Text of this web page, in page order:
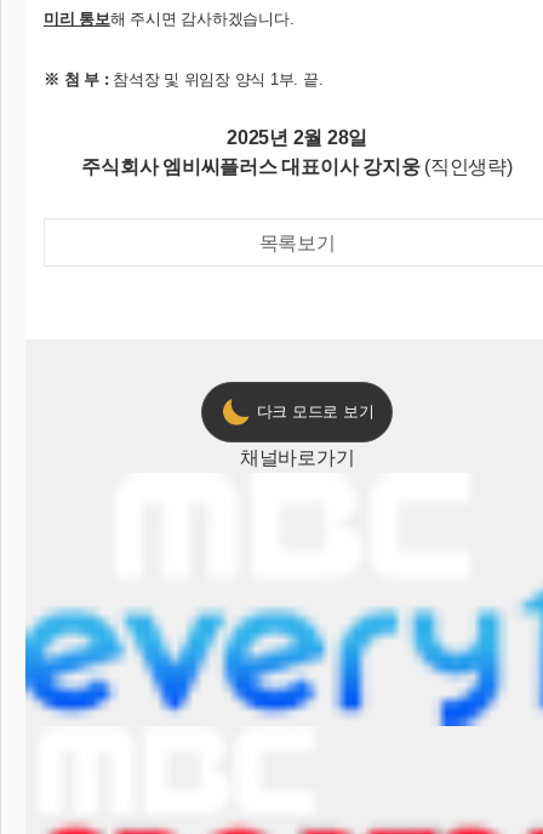
미리 통보해 주시면 감사하겠습니다.
※ 첨 부 : 참석장 및 위임장 양식 1부. 끝.
2025년 2월 28일
주식회사 엠비씨플러스 대표이사 강지웅(직인생략)
목록보기
다크 모드로 보기
채널바로가기